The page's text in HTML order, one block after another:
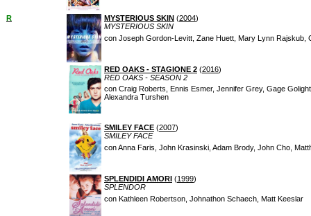
R MYSTERIOUS SKIN (2004)
MYSTERIOUS SKIN
con Joseph Gordon-Levitt, Zane Huett, Mary Lynn Rajskub,
RED OAKS - STAGIONE 2 (2016)
RED OAKS - SEASON 2
con Craig Roberts, Ennis Esmer, Jennifer Grey, Gage
Alexandra Turshen
SMILEY FACE (2007)
SMILEY FACE
con Anna Faris, John Krasinski, Adam Brody, John Cho,
SPLENDIDI AMORI (1999)
SPLENDOR
con Kathleen Robertson, Johnathon Schaech, Matt Keeslar